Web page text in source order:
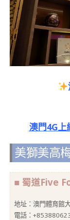
澳門4G上
美獅美高
■ 蜀道Five
地址：澳門體育館
電話：